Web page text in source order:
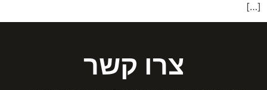
[…]
צרו קשר